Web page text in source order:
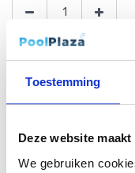
Toestemming
Deze website
We gebruiken
Toevoegen aan
Op voorraad